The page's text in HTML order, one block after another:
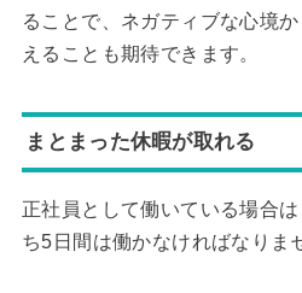
ることで、ネガティブな心境
えることも期待できます。
まとまった休暇が取れる
正社員として働いている場合
ち5日間は働かなければなりま